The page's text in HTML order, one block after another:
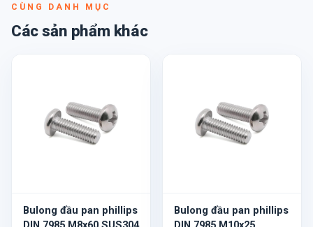
CÙNG DANH MỤC
Các sản phẩm khác
Bulong đầu pan phillips
Bulong đầu pan phillips